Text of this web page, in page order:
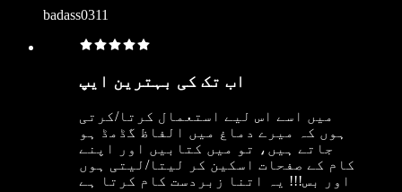
badass0311
اب تک کی بہترین ایپ
میں اسے اس لیے استعمال کرتا/کرتی
ہوں کہ میرے دماغ میں الفاظ گڈمڈ ہو
جاتے ہیں، تو میں کتابیں اور اپنے
کام کے صفحات اسکین کر لیتا/لیتی ہوں
اور بس!!! یہ اتنا زبردست کام کرتا ہے